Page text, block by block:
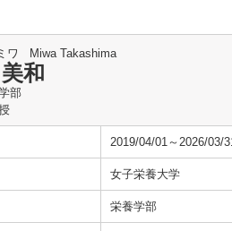
ワ Miwa Takashima
和
部
2019/04/01～2026/03/
女子栄養大学
栄養学部